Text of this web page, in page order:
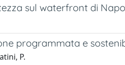
sul waterfront di
programmata e
P.